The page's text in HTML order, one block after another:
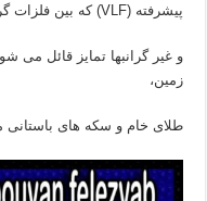
پیشرفته (VLF) که بین فلزات گرانبها
و غیر گرانبها تمایز قائل
زمین،
طلای خام و سکه های باستانی